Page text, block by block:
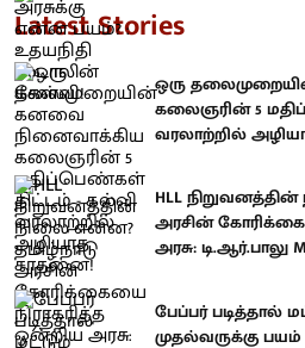
Latest Stories
ஒரு
கலைஞரின் 5
வரலாற்றில்
HLL
அரசின்
அரசு: டி.ஆர்.பாலு
பேப்பர் படித்தால்
முதல்வருக்கு